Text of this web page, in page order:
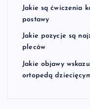
Jakie są ćwiczenia
postawy
Jakie pozycje są
pleców
Jakie objawy
ortopedą